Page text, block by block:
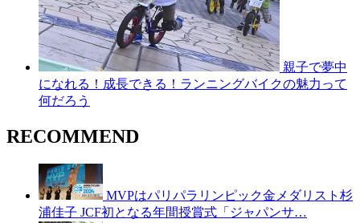
親子で夢中
になれる！成長できる！ランニングバイクの魅力って
何だろう
RECOMMEND
MVPはパリパラリンピック金メダリスト杉
浦佳子 JCF初となる年間授賞式「ジャパンサ…